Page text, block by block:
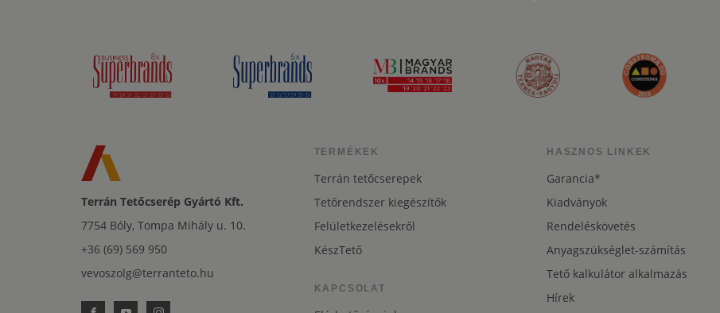
Terrán Tetőcserép Gyártó Kft.
7754 Bóly, Tompa Mihály u. 10.
+36 (69) 569 950
vevoszolg@terranteto.hu
TERMÉKEK
Terrán tetőcserepek
Tetőrendszer kiegészítők
Felületkezelésekről
KészTető
KAPCSOLAT
HASZNOS LINKEK
Garancia*
Kiadványok
Rendeléskövetés
Anyagszükséglet-számítás
Tető kalkulátor alkalmazás
Hírek